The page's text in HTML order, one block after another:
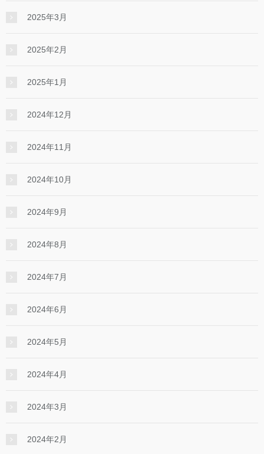
2025年3月
2025年2月
2025年1月
2024年12月
2024年11月
2024年10月
2024年9月
2024年8月
2024年7月
2024年6月
2024年5月
2024年4月
2024年3月
2024年2月